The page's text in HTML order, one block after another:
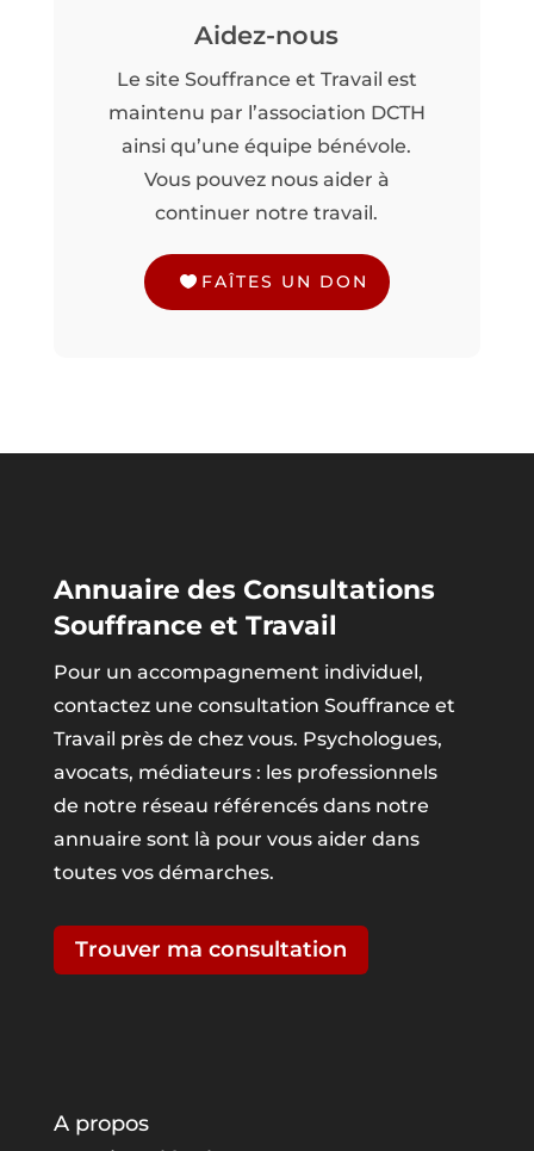
Aidez-nous
Le site Souffrance et Travail est
maintenu par l’association DCTH
ainsi qu’une équipe bénévole.
Vous pouvez nous aider à
continuer notre travail.
FAÎTES UN DON
Annuaire des Consultations
Souffrance et Travail
Pour un accompagnement individuel,
contactez une consultation Souffrance et
Travail près de chez vous. Psychologues,
avocats, médiateurs : les professionnels
de notre réseau référencés dans notre
annuaire sont là pour vous aider dans
toutes vos démarches.
Trouver ma consultation
A propos